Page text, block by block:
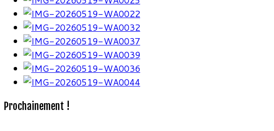
Prochainement !